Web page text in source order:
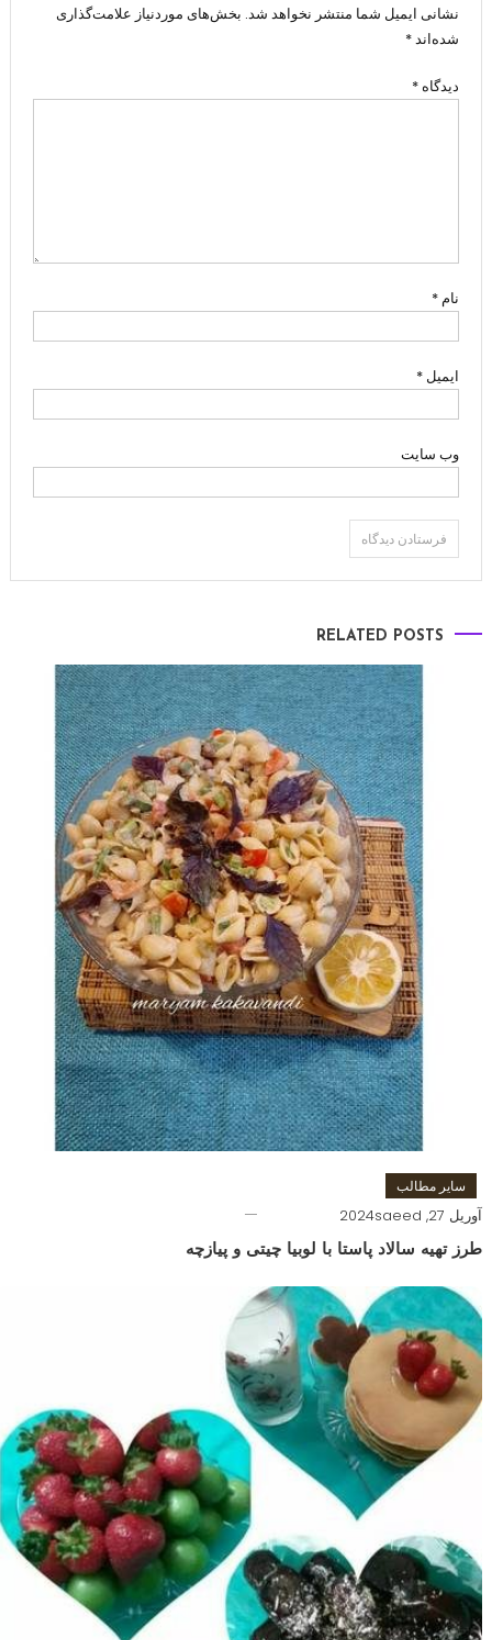
نشانی ایمیل شما منتشر نخواهد شد. بخش‌های موردنیاز علامت‌گذاری
شده‌اند*
دیدگاه *
نام*
ایمیل *
وب‌ سایت
RELATED POSTS
سایر مطالب
آوریل 27, 2024 saeed
طرز تهیه سالاد پاستا با لوبیا چیتی و پیازچه